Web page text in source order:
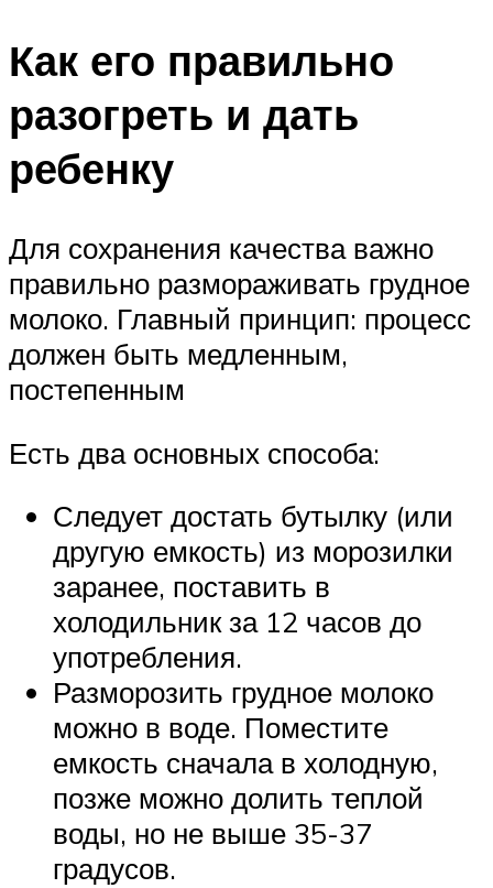
Как его правильно
разогреть и дать
ребенку
Для сохранения качества важно
правильно размораживать грудное
молоко. Главный принцип: процесс
должен быть медленным,
постепенным
Есть два основных способа:
Следует достать бутылку (или
другую емкость) из морозилки
заранее, поставить в
холодильник за 12 часов до
употребления.
Разморозить грудное молоко
можно в воде. Поместите
емкость сначала в холодную,
позже можно долить теплой
воды, но не выше 35-37
градусов.